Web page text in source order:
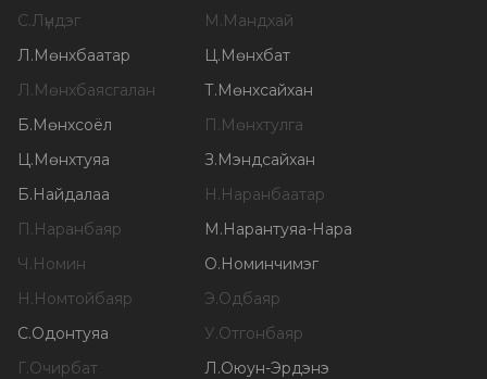
С.Лүндэг М.Мандхай
Л.Мөнхбаатар Ц.Мөнхбат
Л.Мөнхбаясгалан Т.Мөнхсайхан
Б.Мөнхсоёл П.Мөнхтулга
Ц.Мөнхтуяа З.Мэндсайхан
Б.Найдалаа Н.Наранбаатар
П.Наранбаяр М.Нарантуяа-Нара
Ч.Номин О.Номинчимэг
Н.Номтойбаяр Э.Одбаяр
С.Одонтуяа У.Отгонбаяр
Г.Очирбат Л.Оюун-Эрдэнэ